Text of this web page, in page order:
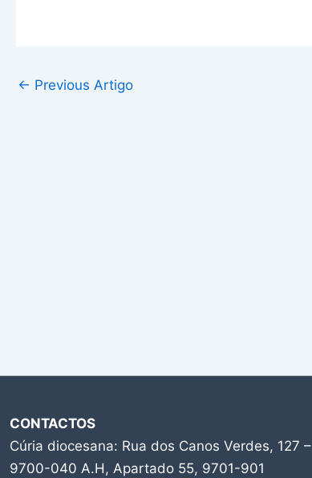
← Previous Artigo
CONTACTOS
Cúria diocesana: Rua dos Canos Verdes, 127 –
9700-040 A.H, Apartado 55, 9701-901